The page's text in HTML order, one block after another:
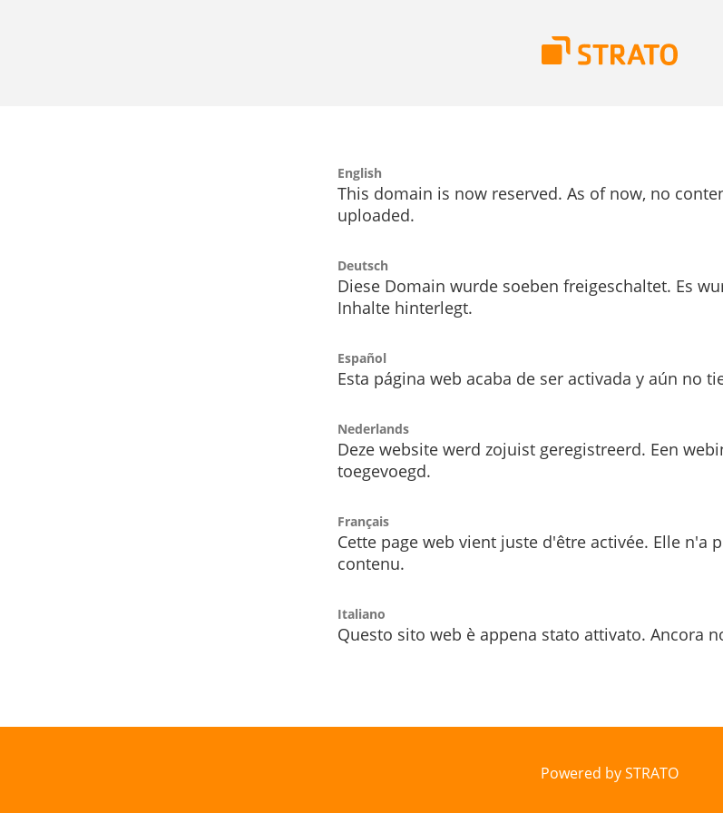
English
This domain is now reserved. As of now, no
uploaded.
Deutsch
Diese Domain wurde soeben freigeschaltet. Es
Inhalte hinterlegt.
Español
Esta página web acaba de ser activada y aún no
Nederlands
Deze website werd zojuist geregistreerd. Een
toegevoegd.
Français
Cette page web vient juste d'être activée. Elle n'a
contenu.
Italiano
Questo sito web è appena stato attivato. Ancora
Powered by STRATO